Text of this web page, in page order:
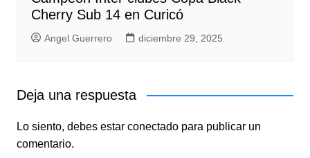
Cherry Sub 14 en Curicó
Angel Guerrero diciembre 29, 2025
Deja una respuesta
Lo siento, debes estar conectadopara publicar un
comentario.